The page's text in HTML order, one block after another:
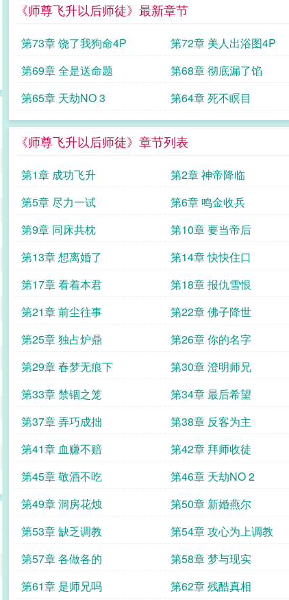
《师尊飞升以后师徒》最新章节
第73章 饶了我狗命4P 第72章 美人出浴图4P
第69章 全是送命题
第68章 彻底漏了馅
第65章 天劫NO 3
第64章 死不瞑目
《师尊飞升以后师徒》章节列表
第1章 成功飞升 第2章 神帝降临
第5章 尽力一试
第6章 鸣金收兵
第9章 同床共枕
第10章 要当帝后
第13章 想离婚了
第14章 快快住口
第17章 看着本君
第18章 报仇雪恨
第21章 前尘往事
第22章 佛子降世
第25章 独占炉鼎
第26章 你的名字
第29章 春梦无痕下
第30章 澄明师兄
第33章 禁锢之笼
第34章 最后希望
第37章 弄巧成拙
第38章 反客为主
第41章 血赚不赔
第42章 拜师收徒
第45章 敬酒不吃
第46章 天劫NO 2
第49章 洞房花烛
第50章 新婚燕尔
第53章 缺乏调教
第54章 攻心为上调教
第57章 各做各的
第58章 梦与现实
第61章 是师兄吗
第62章 残酷真相